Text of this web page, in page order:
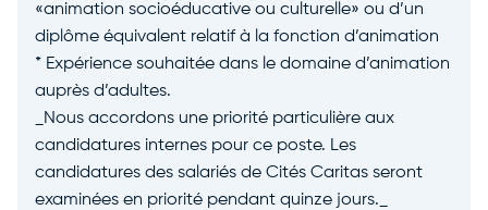
«animation socioéducative ou culturelle» ou d’un
diplôme équivalent relatif à la fonction d’animation
* Expérience souhaitée dans le domaine d’animation
auprès d’adultes.
_Nous accordons une priorité particulière aux
candidatures internes pour ce poste. Les
candidatures des salariés de Cités Caritas seront
examinées en priorité pendant quinze jours._